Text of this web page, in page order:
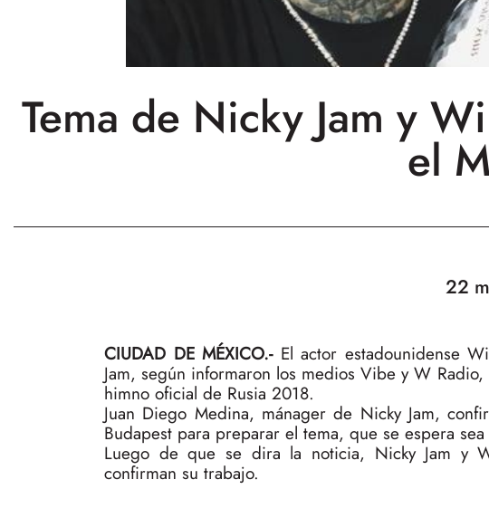
Tema de Nicky Jam y
el
22
CIUDAD DE MÉXICO.-El actor estadounidense
Jam, según informaron los medios Vibe y W
himno oficial de Rusia 2018.
Juan Diego Medina, mánager de Nicky Jam,
Budapest para preparar el tema, que se espera
Luego de que se dira la noticia, Nicky Jam y
confirman su trabajo.